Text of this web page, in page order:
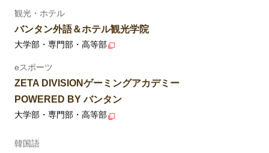
観光・ホテル
バンタン外語＆ホテル観光学院
大学部・専門部・高等部
eスポーツ
ZETA DIVISIONゲーミングアカデミー
POWERED BY バンタン
大学部・専門部・高等部
韓国語